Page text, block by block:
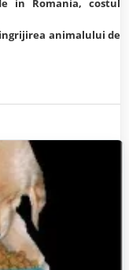
in Romania, costul
animalului de